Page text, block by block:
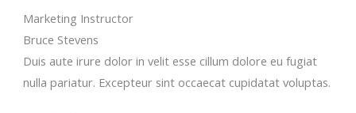
Marketing Instructor
Bruce Stevens
Duis aute irure dolor in velit esse cillum dolore eu fugiat
nulla pariatur. Excepteur sint occaecat cupidatat voluptas.